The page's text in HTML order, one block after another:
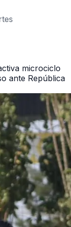
microciclo
ante República